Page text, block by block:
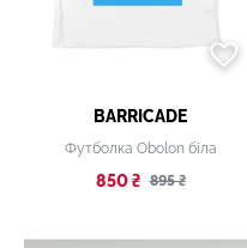
BARRICADE
Футболка Obolon біла
850 ₴ 895 ₴